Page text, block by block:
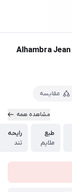
عطر ادکلن الحمبرا ایمجینیشن لویی ویتون | Alhambra Jean
مقایسه
مشاهده همه
طبع
ملایم
رایحه
تند